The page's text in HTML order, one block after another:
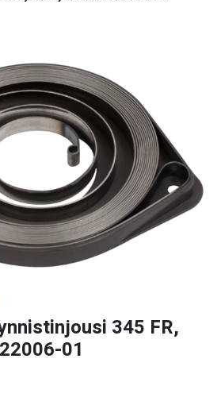
345 FR,
01